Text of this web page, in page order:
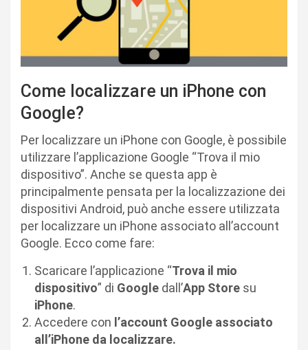
Come localizzare un iPhone con
Google?
Per localizzare un iPhone con Google, è possibile
utilizzare l’applicazione Google “Trova il mio
dispositivo”. Anche se questa app è
principalmente pensata per la localizzazione dei
dispositivi Android, può anche essere utilizzata
per localizzare un iPhone associato all’account
Google. Ecco come fare:
Scaricare l’applicazione “Trova il mio
dispositivo” di Google dall’App Store su
iPhone.
Accedere con l’account Google associato
all’iPhone da localizzare.